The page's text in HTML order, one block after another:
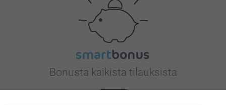
Bonusta kaikista tilauksista